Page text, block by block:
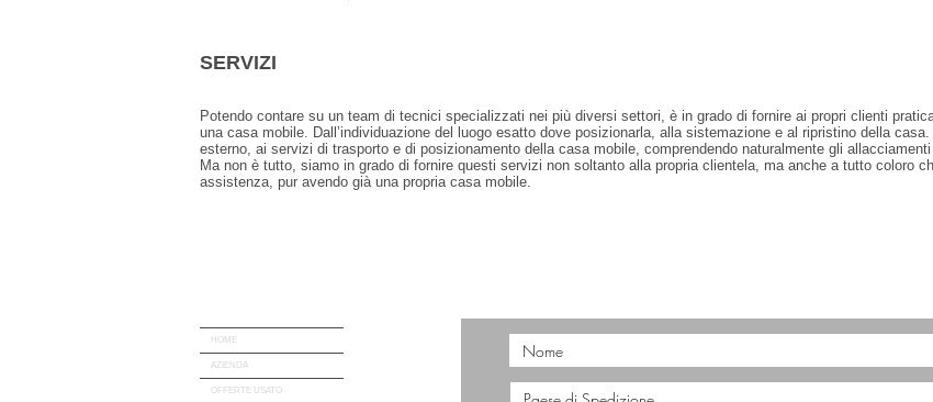
SERVIZI
Potendo contare su un team di tecnici specializzati nei più diversi settori, è in grado di fornire ai propri clienti
una casa mobile. Dall’individuazione del luogo esatto dove posizionarla, alla sistemazione e al ripristino della
esterno, ai servizi di trasporto e di posizionamento della casa mobile, comprendendo naturalmente gli
Ma non è tutto, siamo in grado di fornire questi servizi non soltanto alla propria clientela, ma anche a tutto coloro
assistenza, pur avendo già una propria casa mobile.
HOME
AZIENDA
OFFERTE USATO